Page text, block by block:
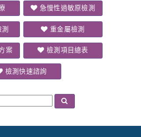
急慢性過敏原檢測
重金屬檢測
案 檢測項目總表
檢測快速諮詢